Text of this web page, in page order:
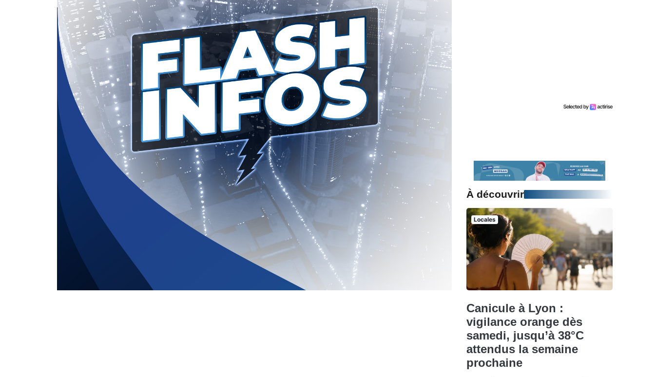
À découvrir
Locales
Canicule à Lyon :
vigilance orange dès
samedi, jusqu’à 38°C
attendus la semaine
prochaine